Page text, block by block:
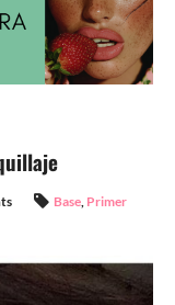
Base, Primer